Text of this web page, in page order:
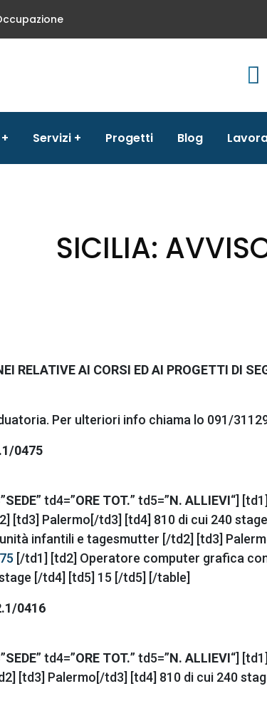
Servizi Progetti Blog
SICILIA:
RELATIVE AI CORSI ED AI PROGETTI DI
Per ulteriori info chiama lo 091/
0475
SEDE” td4=”ORE TOT.” td5=”N. ALLIEVI“] [td1]
[td3] Palermo[/td3] [td4] 810 di cui 240
infantili e tagesmutter [/td2] [td3]
[/td1] [td2] Operatore computer grafica
[/td4] [td5] 15 [/td5] [/table]
0416
SEDE” td4=”ORE TOT.” td5=”N. ALLIEVI“] [td1]
[td3] Palermo[/td3] [td4] 810 di cui 240